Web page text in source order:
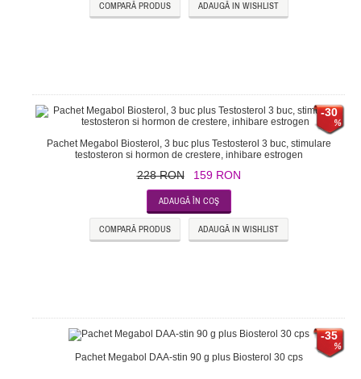
COMPARĂ PRODUS ADAUGĂ IN WISHLIST
-30
Pachet Megabol Biosterol, 3 buc plus Testosterol 3 buc, stimulare
testosteron si hormon de crestere, inhibare estrogen
228 RON 159 RON
COMPARĂ PRODUS ADAUGĂ IN WISHLIST
-35
Pachet Megabol DAA-stin 90 g plus Biosterol 30 cps